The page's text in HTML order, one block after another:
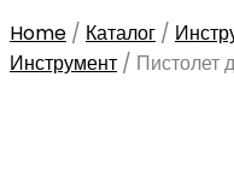
Home / Каталог /
Инструмент / Пистолет